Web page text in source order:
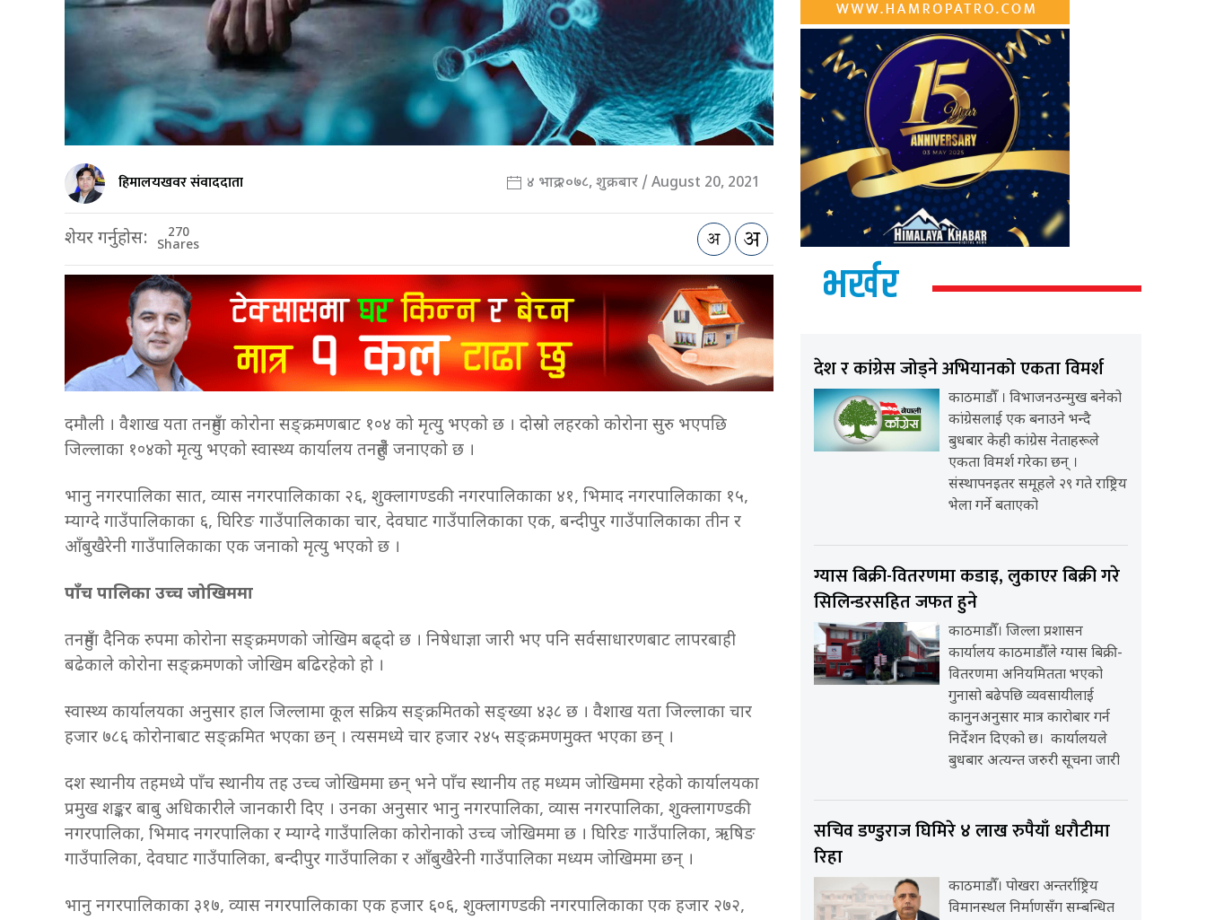
हिमालयखवर संवाददाता ४ भाद्र २०७८, शुक्रबार / August 20, 2021
शेयर गर्नुहोस: 270
Shares
दमौली । वैशाख यता तनहुँमा कोरोना सङ्क्रमणबाट १०४ को मृत्यु भएको छ । दोस्रो लहरको कोरोना सुरु भएपछि
जिल्लाका १०४को मृत्यु भएको स्वास्थ्य कार्यालय तनहुँले जनाएको छ ।
भानु नगरपालिका सात, व्यास नगरपालिकाका २६, शुक्लागण्डकी नगरपालिकाका ४१, भिमाद नगरपालिकाका १५,
म्याग्दे गाउँपालिकाका ६, घिरिङ गाउँपालिकाका चार, देवघाट गाउँपालिकाका एक, बन्दीपुर गाउँपालिकाका तीन र
आँबुखैरेनी गाउँपालिकाका एक जनाको मृत्यु भएको छ ।
पाँच पालिका उच्च जोखिममा
तनहुँमा दैनिक रुपमा कोरोना सङ्क्रमणको जोखिम बढ्दो छ । निषेधाज्ञा जारी भए पनि सर्वसाधारणबाट लापरबाही
बढेकाले कोरोना सङ्क्रमणको जोखिम बढिरहेको हो ।
स्वास्थ्य कार्यालयका अनुसार हाल जिल्लामा कूल सक्रिय सङ्क्रमितको सङ्ख्या ४३८ छ । वैशाख यता जिल्लाका चार
हजार ७८६ कोरोनाबाट सङ्क्रमित भएका छन् । त्यसमध्ये चार हजार २४५ सङ्क्रमणमुक्त भएका छन् ।
दश स्थानीय तहमध्ये पाँच स्थानीय तह उच्च जोखिममा छन् भने पाँच स्थानीय तह मध्यम जोखिममा रहेको कार्यालयका
प्रमुख शङ्कर बाबु अधिकारीले जानकारी दिए । उनका अनुसार भानु नगरपालिका, व्यास नगरपालिका, शुक्लागण्डकी
नगरपालिका, भिमाद नगरपालिका र म्याग्दे गाउँपालिका कोरोनाको उच्च जोखिममा छ । घिरिङ गाउँपालिका, ऋषिङ
गाउँपालिका, देवघाट गाउँपालिका, बन्दीपुर गाउँपालिका र आँबुखैरेनी गाउँपालिका मध्यम जोखिममा छन् ।
भानु नगरपालिकाका ३१७, व्यास नगरपालिकाका एक हजार ६०६, शुक्लागण्डकी नगरपालिकाका एक हजार २७२,
भर्खर
देश र कांग्रेस जोड्ने अभियानको एकता विमर्श
काठमाडौँ । विभाजनउन्मुख बनेको
कांग्रेसलाई एक बनाउने भन्दै
बुधबार केही कांग्रेस नेताहरूले
एकता विमर्श गरेका छन् ।
संस्थापनइतर समूहले २९ गते राष्ट्रिय
भेला गर्ने बताएको
ग्यास बिक्री-वितरणमा कडाइ, लुकाएर बिक्री गरे
सिलिन्डरसहित जफत हुने
काठमाडौँ। जिल्ला प्रशासन
कार्यालय काठमाडौँले ग्यास बिक्री-
वितरणमा अनियमितता भएको
गुनासो बढेपछि व्यवसायीलाई
कानुनअनुसार मात्र कारोबार गर्न
निर्देशन दिएको छ। कार्यालयले
बुधबार अत्यन्त जरुरी सूचना जारी
सचिव डण्डुराज घिमिरे ४ लाख रुपैयाँ धरौटीमा
रिहा
काठमाडौँ। पोखरा अन्तर्राष्ट्रिय
विमानस्थल निर्माणसँग सम्बन्धित